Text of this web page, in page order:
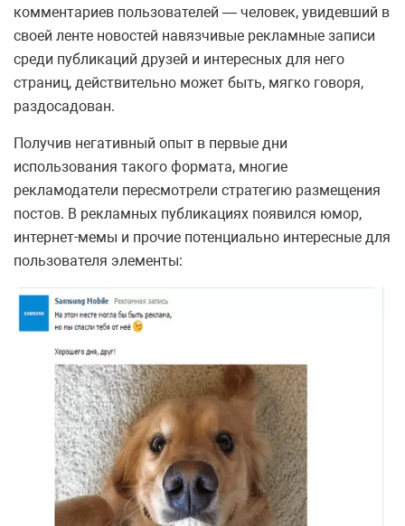
комментариев пользователей — человек, увидевший в
своей ленте новостей навязчивые рекламные записи
среди публикаций друзей и интересных для него
страниц, действительно может быть, мягко говоря,
раздосадован.
Получив негативный опыт в первые дни
использования такого формата, многие
рекламодатели пересмотрели стратегию размещения
постов. В рекламных публикациях появился юмор,
интернет-мемы и прочие потенциально интересные для
пользователя элементы: